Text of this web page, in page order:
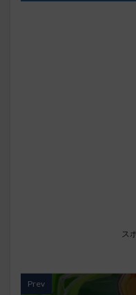
ス
Prev